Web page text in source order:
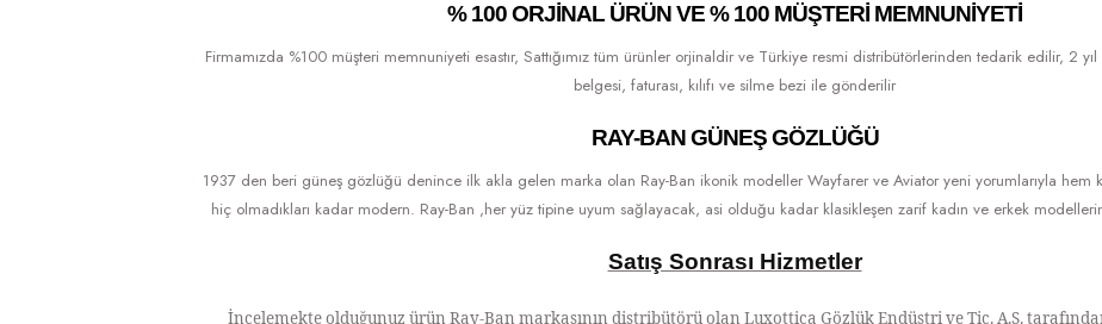
% 100 ORJINAL ÜRÜN VE % 100 MÜŞTERI MEMNUNIYETI
Firmamızda %100 müşteri memnuniyeti esastır, Sattığımız tüm ürünler orjinaldir ve Türkiye resmi distribütörlerinden tedarik edilir, 2
belgesi, faturası, kılıfı ve silme bezi ile gönderilir
RAY-BAN GÜNEŞ GÖZLÜĞÜ
1937 den beri güneş gözlüğü denince ilk akla gelen marka olan Ray-Ban ikonik modeller Wayfarer ve Aviator yeni yorumlarıyla hem
hiç olmadıkları kadar modern. Ray-Ban ,her yüz tipine uyum sağlayacak, asi olduğu kadar klasikleşen zarif kadın ve erkek
Satış Sonrası Hizmetler
İncelemekte olduğunuz ürün Ray-Ban markasının distribütörü olan Luxottica Gözlük Endüstri ve Tic. A.Ş.